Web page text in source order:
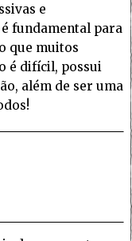
e
fundamental para
que muitos
é difícil, possui
além de ser uma